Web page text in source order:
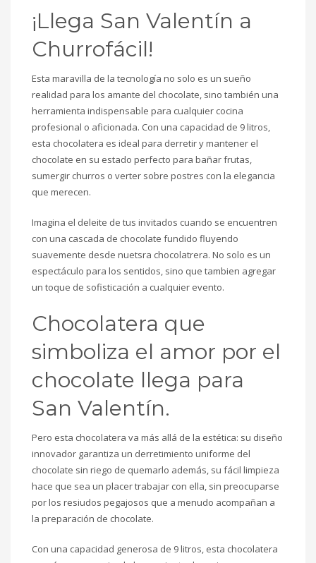
¡Llega San Valentín a
Churrofácil!
Esta maravilla de la tecnología no solo es un sueño
realidad para los amante del chocolate, sino también una
herramienta indispensable para cualquier cocina
profesional o aficionada. Con una capacidad de 9 litros,
esta chocolatera es ideal para derretir y mantener el
chocolate en su estado perfecto para bañar frutas,
sumergir churros o verter sobre postres con la elegancia
que merecen.
Imagina el deleite de tus invitados cuando se encuentren
con una cascada de chocolate fundido fluyendo
suavemente desde nuetsra chocolatrera. No solo es un
espectáculo para los sentidos, sino que tambien agregar
un toque de sofisticación a cualquier evento.
Chocolatera que
simboliza el amor por el
chocolate llega para
San Valentín.
Pero esta chocolatera va más allá de la estética: su diseño
innovador garantiza un derretimiento uniforme del
chocolate sin riego de quemarlo además, su fácil limpieza
hace que sea un placer trabajar con ella, sin preocuparse
por los resiudos pegajosos que a menudo acompañan a
la preparación de chocolate.
Con una capacidad generosa de 9 litros, esta chocolatera